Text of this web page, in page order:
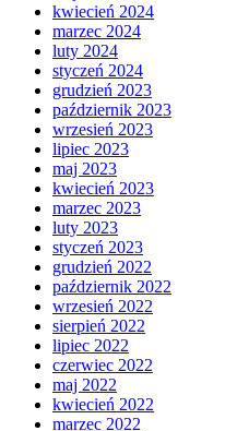
kwiecień 2024
marzec 2024
luty 2024
styczeń 2024
grudzień 2023
październik 2023
wrzesień 2023
lipiec 2023
maj 2023
kwiecień 2023
marzec 2023
luty 2023
styczeń 2023
grudzień 2022
październik 2022
wrzesień 2022
sierpień 2022
lipiec 2022
czerwiec 2022
maj 2022
kwiecień 2022
marzec 2022